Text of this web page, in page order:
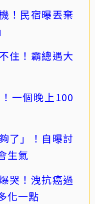
！民宿曝丟棄
住！霸總遇大
一個晚上100
了」！自曝討
生氣
哭！洩抗癌過
化一點